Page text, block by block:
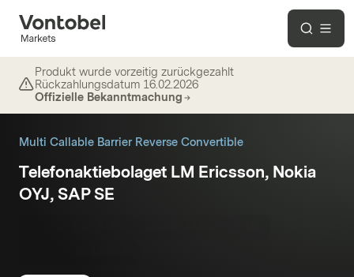
Produkt wurde vorzeitig zurückgezahlt
Rückzahlungsdatum 16.02.2026
Offizielle Bekanntmachung
Multi Callable Barrier Reverse Convertible
Telefonaktiebolaget LM Ericsson, Nokia
OYJ, SAP SE